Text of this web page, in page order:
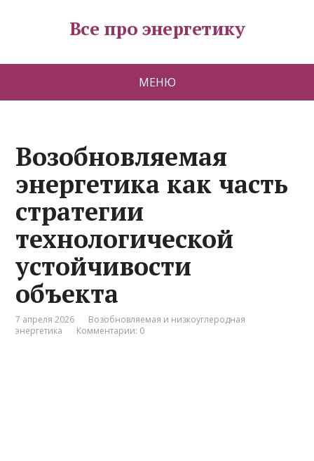
Все про энергетику
МЕНЮ
Возобновляемая
энергетика как часть
стратегии
технологической
устойчивости
объекта
7 апреля 2026
Возобновляемая и низкоуглеродная
энергетика
Комментарии: 0